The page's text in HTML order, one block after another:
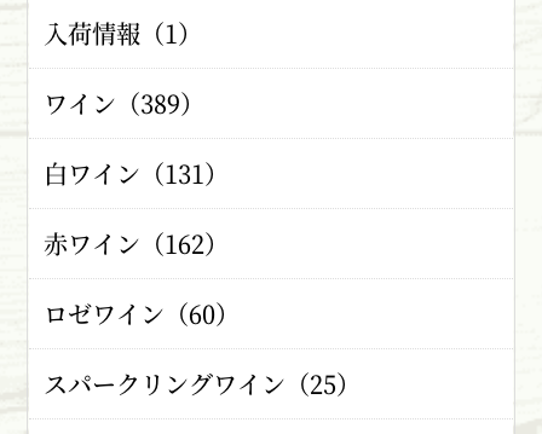
入荷情報（1）
ワイン（389）
白ワイン（131）
赤ワイン（162）
ロゼワイン（60）
スパークリングワイン（25）